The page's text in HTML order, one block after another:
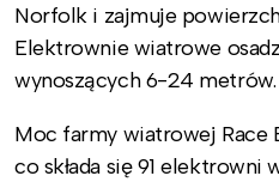
Norfolk i zajmuje
Elektrownie wiatrowe
wynoszących 6-24 metrów.
Moc farmy wiatrowej Race
co składa się 91